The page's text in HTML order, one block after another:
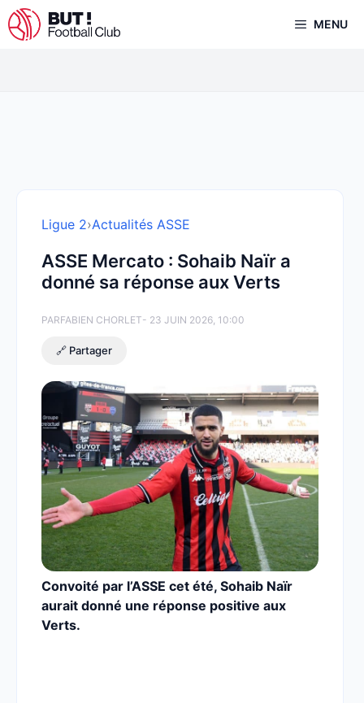
Aller
au
MENU
Ligue 2›Actualités ASSE
ASSE Mercato : Sohaib Naïr a
donné sa réponse aux Verts
PARFABIEN CHORLET- 23 JUIN 2026, 10:00
🔗 Partager
Convoité par l’ASSE cet été, Sohaib Naïr
aurait donné une réponse positive aux
Verts.